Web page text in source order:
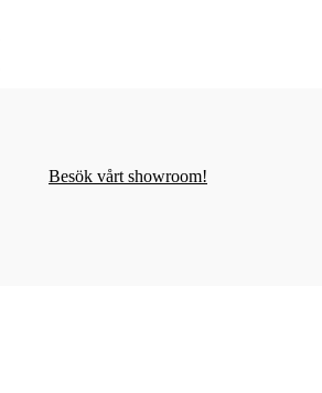
Besök vårt showroom!